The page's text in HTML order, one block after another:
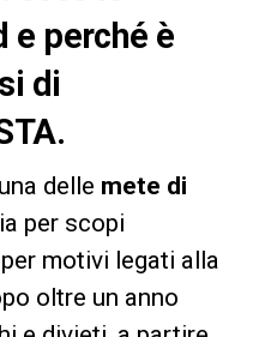
e perché è
di
delle mete di
per scopi
motivi legati alla
oltre un anno